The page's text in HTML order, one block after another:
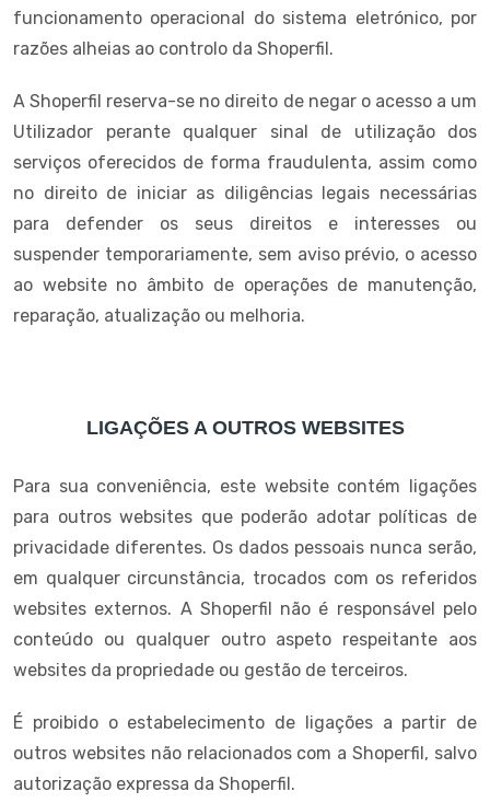
funcionamento operacional do sistema eletrónico, por
razões alheias ao controlo da Shoperfil.
A Shoperfil reserva-se no direito de negar o acesso a um
Utilizador perante qualquer sinal de utilização dos
serviços oferecidos de forma fraudulenta, assim como
no direito de iniciar as diligências legais necessárias
para defender os seus direitos e interesses ou
suspender temporariamente, sem aviso prévio, o acesso
ao website no âmbito de operações de manutenção,
reparação, atualização ou melhoria.
LIGAÇÕES A OUTROS WEBSITES
Para sua conveniência, este website contém ligações
para outros websites que poderão adotar políticas de
privacidade diferentes. Os dados pessoais nunca serão,
em qualquer circunstância, trocados com os referidos
websites externos. A Shoperfil não é responsável pelo
conteúdo ou qualquer outro aspeto respeitante aos
websites da propriedade ou gestão de terceiros.
É proibido o estabelecimento de ligações a partir de
outros websites não relacionados com a Shoperfil, salvo
autorização expressa da Shoperfil.